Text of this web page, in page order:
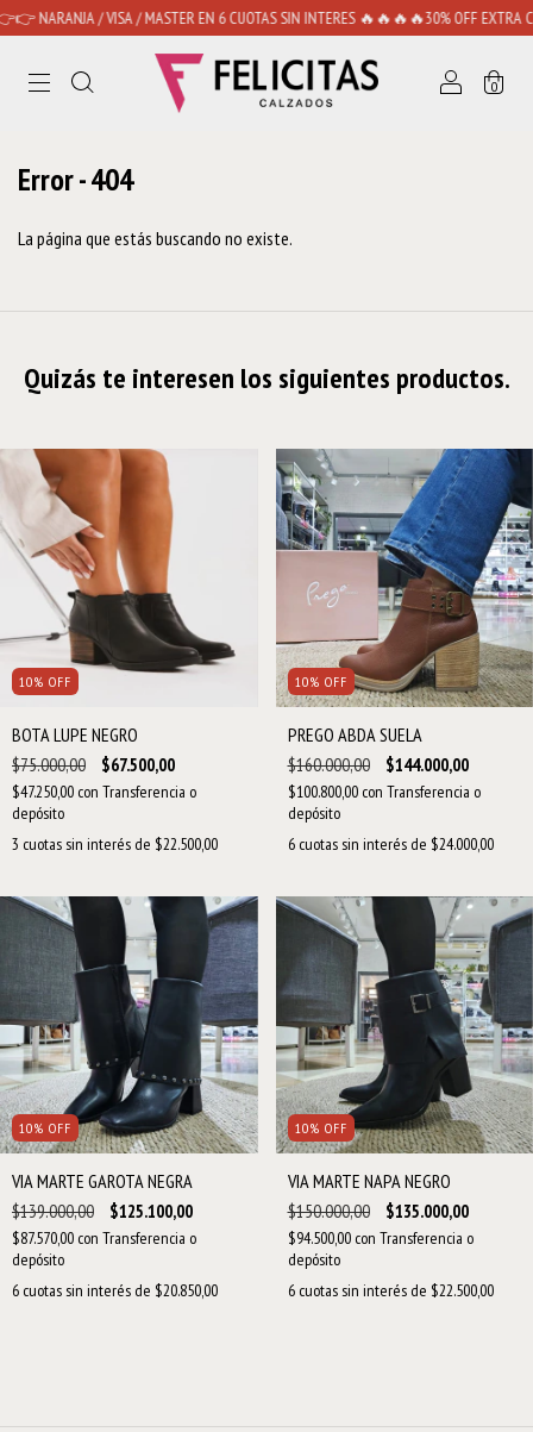
/ VISA / MASTER EN 6 CUOTAS SIN INTERES 🔥🔥🔥🔥30% OFF EXTRA CON
0
Error - 404
La página que estás buscando no existe.
Quizás te interesen los siguientes productos.
10% OFF
BOTA LUPE NEGRO
$75.000,00 $67.500,00
$47.250,00 con Transferencia o
depósito
3 cuotas sin interés de $22.500,00
10% OFF
PREGO ABDA SUELA
$160.000,00 $144.000,00
$100.800,00 con Transferencia o
depósito
6 cuotas sin interés de $24.000,00
10% OFF
VIA MARTE GAROTA NEGRA
$139.000,00 $125.100,00
$87.570,00 con Transferencia o
depósito
6 cuotas sin interés de $20.850,00
10% OFF
VIA MARTE NAPA NEGRO
$150.000,00 $135.000,00
$94.500,00 con Transferencia o
depósito
6 cuotas sin interés de $22.500,00